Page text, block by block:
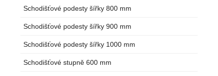
Schodišťové podesty šířky 800 mm
Schodišťové podesty šířky 900 mm
Schodišťové podesty šířky 1000 mm
Schodišťové stupně 600 mm